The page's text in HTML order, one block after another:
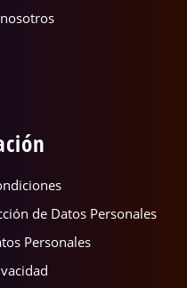
de Datos Personales
Personales